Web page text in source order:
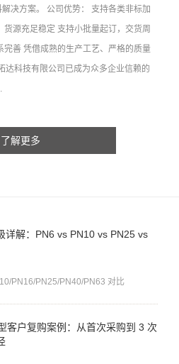
决方案。 公司优势： 支持各类非标加
源充足稳定 支持小批量起订，交货周
善 凭借成熟的生产工艺、严格的质量
达科技有限公司已成为众多企业信赖的
了解更多
详解：PN6 vs PN10 vs PN25 vs
PN16/PN25/PN40/PN63 对比
客户复购案例：从首次采购到 3 次